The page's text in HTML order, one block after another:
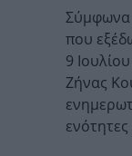
Σύμφωνα
που
9
Ζήνας